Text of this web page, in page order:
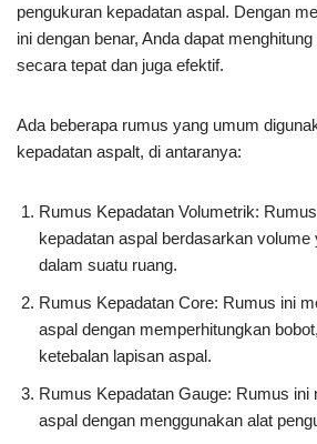
pengukuran kepadatan aspal. Dengan
ini dengan benar, Anda dapat
secara tepat dan juga efektif.
Ada beberapa rumus yang umum
kepadatan aspalt, di antaranya:
Rumus Kepadatan Volumetrik:
kepadatan aspal berdasarkan volume
dalam suatu ruang.
Rumus Kepadatan Core: Rumus ini
aspal dengan memperhitungkan
ketebalan lapisan aspal.
Rumus Kepadatan Gauge: Rumus ini
aspal dengan menggunakan alat